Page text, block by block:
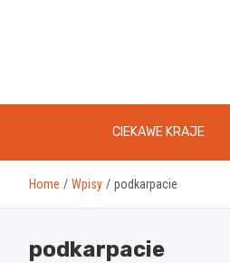
CIEKAWE KRAJE
Home Wpisy podkarpacie
podkarpacie